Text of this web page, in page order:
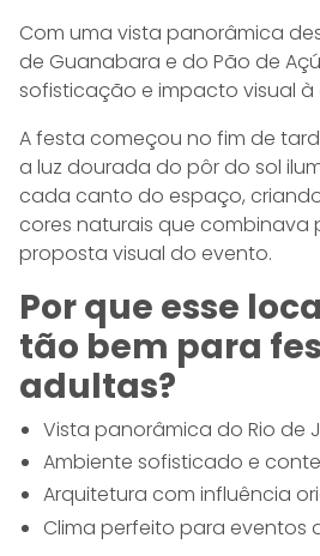
Com uma vista panorâmica
de Guanabara e do Pão de
sofisticação e impacto visual
A festa começou no fim de
a luz dourada do pôr do sol
cada canto do espaço,
cores naturais que combinava
proposta visual do evento.
Por que esse
tão bem para
adultas?
Vista panorâmica do Rio de
Ambiente sofisticado e
Arquitetura com influência
Clima perfeito para eventos